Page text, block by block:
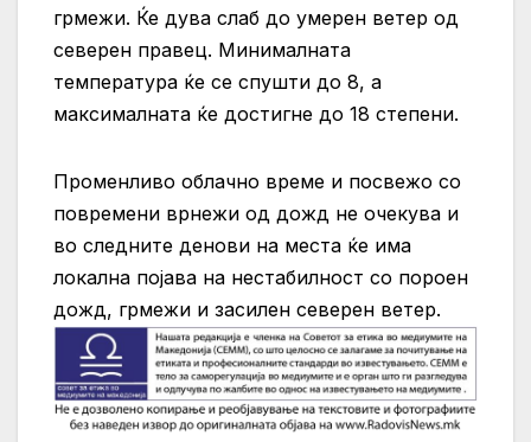
грмежи. Ќе дува слаб до умерен ветер од
северен правец. Минималната
температура ќе се спушти до 8, а
максималната ќе достигне до 18 степени.
Променливо облачно време и посвежо со
повремени врнежи од дожд не очекува и
во следните денови на места ќе има
локална појава на нестабилност со пороен
дожд, грмежи и засилен северен ветер.